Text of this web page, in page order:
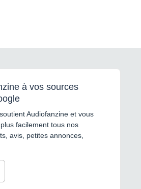
à vos sources
Audiofanzine et vous
facilement tous nos
avis, petites annonces,